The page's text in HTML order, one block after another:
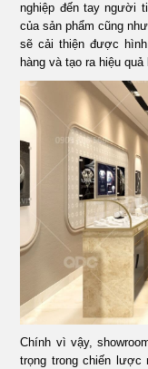
nghiệp đến tay người
của sản phẩm cũng
sẽ cải thiện được
hàng và tạo ra hiệu
Chính vì vậy,
trọng trong chiến lược